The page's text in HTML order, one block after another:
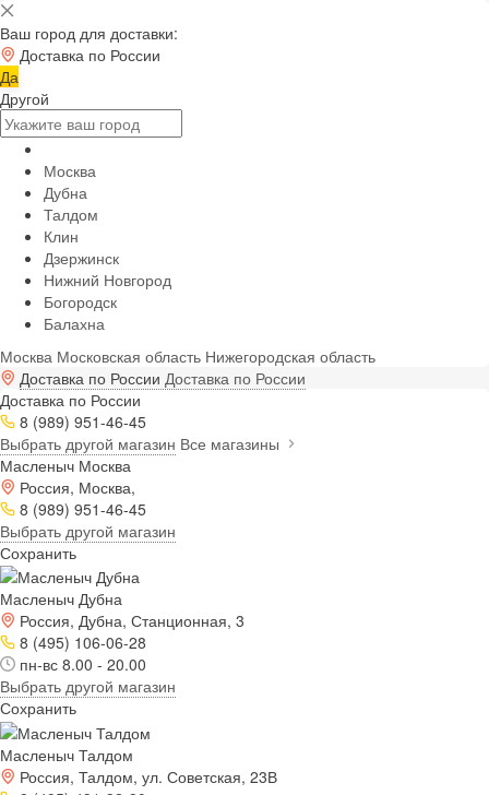
Ваш город для доставки:
Доставка по России
Да
Другой
Москва
Дубна
Талдом
Клин
Дзержинск
Нижний Новгород
Богородск
Балахна
Москва Московская область Нижегородская область
Доставка по России Доставка по России
Доставка по России
8 (989) 951-46-45
Выбрать другой магазин Все магазины
Масленыч Москва
Россия, Москва,
8 (989) 951-46-45
Выбрать другой магазин
Сохранить
Масленыч Дубна
Россия, Дубна, Станционная, 3
8 (495) 106-06-28
пн-вс 8.00 - 20.00
Выбрать другой магазин
Сохранить
Масленыч Талдом
Россия, Талдом, ул. Советская, 23В